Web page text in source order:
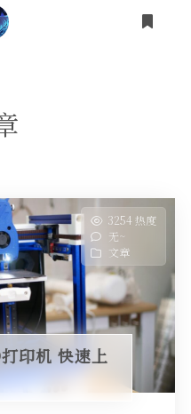
3254 热度
无~
文章
印机 快速上